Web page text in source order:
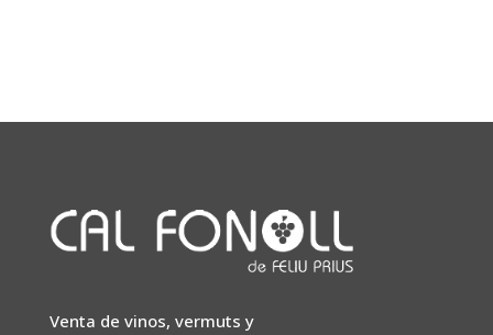
Venta de vinos, vermuts y